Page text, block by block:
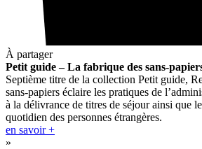
À partager
Petit guide – La fabrique des sans-
Septième titre de la collection Petit guide,
sans-papiers éclaire les pratiques de
à la délivrance de titres de séjour ainsi que
quotidien des personnes étrangères.
en savoir +
»